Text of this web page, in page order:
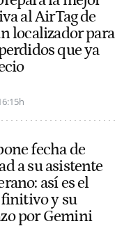
al AirTag de
localizador para
que ya
fecha de
a su asistente
así es el
y su
por Gemini